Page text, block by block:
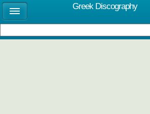
Greek Discography